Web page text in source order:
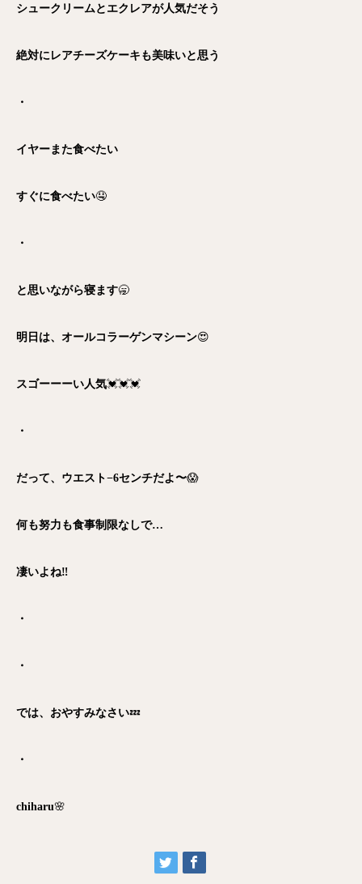
シュークリームとエクレアが人気だそう
絶対にレアチーズケーキも美味いと思う
・
イヤーまた食べたい
すぐに食べたい🤤
・
と思いながら寝ます🥱
明日は、オールコラーゲンマシーン😍
スゴーーーい人気💓💓💓
・
だって、ウエスト−6センチだよ〜😱
何も努力も食事制限なしで…
凄いよね‼︎
・
・
では、おやすみなさい💤
・
chiharu🌸